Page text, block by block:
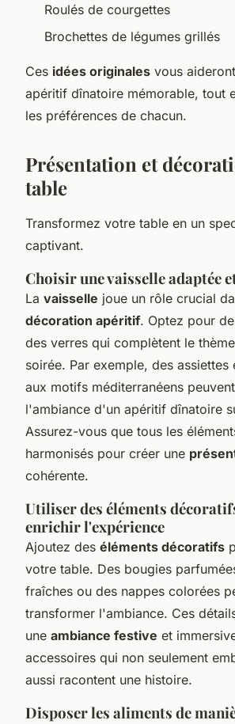
Roulés de courgettes
Brochettes de légumes grillés
Ces idées originales vous
apéritif dînatoire mémorable, tout
les préférences de chacun.
Présentation et
table
Transformez votre table en un
captivant.
Choisir une vaisselle adaptée
La vaisselle joue un rôle crucial
décoration apéritif. Optez pour
des verres qui complètent le
soirée. Par exemple, des assiettes
aux motifs méditerranéens
l'ambiance d'un apéritif dînatoire
Assurez-vous que tous les
harmonisés pour créer une
cohérente.
Utiliser des éléments
enrichir l'expérience
Ajoutez des éléments décoratifs
votre table. Des bougies
fraîches ou des nappes colorées
transformer l'ambiance. Ces
une ambiance festive et
accessoires qui non seulement
aussi racontent une histoire.
Disposer les aliments de